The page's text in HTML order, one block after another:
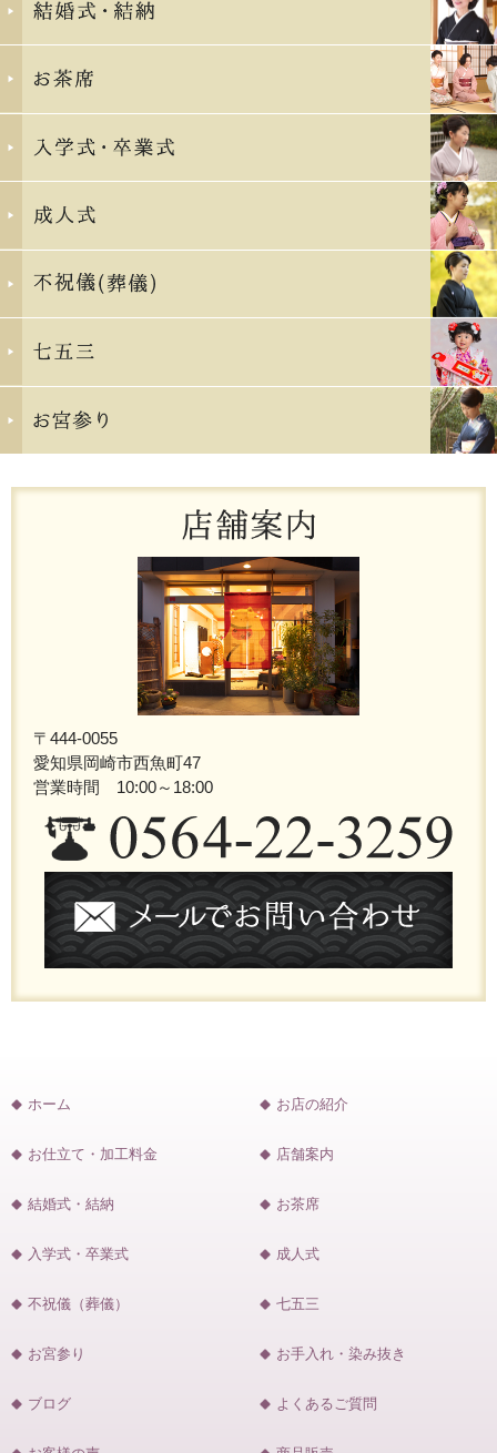
〒444-0055
愛知県岡崎市西魚町47
営業時間 10:00～18:00
ホーム お店の紹介
お仕立て・加工料金 店舗案内
結婚式・結納 お茶席
入学式・卒業式 成人式
不祝儀（葬儀） 七五三
お宮参り お手入れ・染み抜き
ブログ よくあるご質問